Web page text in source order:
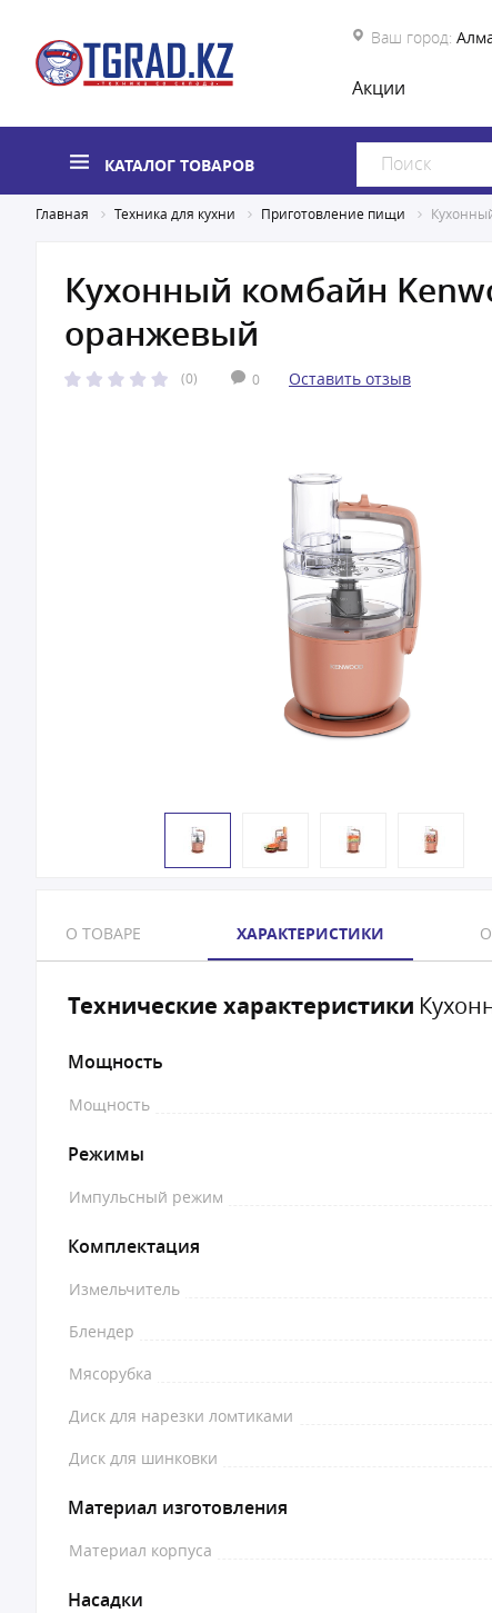
Ваш город:
Акции
КАТАЛОГ ТОВАРОВ
Главная Техника для кухни Приготовление пищи
Кухонный комбайн
оранжевый
(0) 0 Оставить отзыв
О ТОВАРЕ ХАРАКТЕРИСТИКИ
Технические характеристики
Мощность
Мощность
Режимы
Импульсный режим
Комплектация
Измельчитель
Блендер
Мясорубка
Диск для нарезки ломтиками
Диск для шинковки
Материал изготовления
Материал корпуса
Насадки